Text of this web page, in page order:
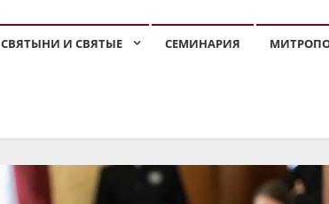
СВЯТЫНИ И СВЯТЫЕ СЕМИНАРИЯ